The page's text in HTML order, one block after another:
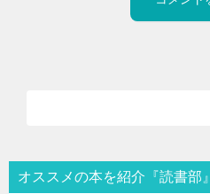
オススメの本を紹介『読書部』